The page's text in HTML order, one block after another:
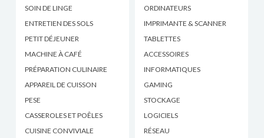
SOIN DE LINGE
ENTRETIEN DES SOLS
PETIT DÉJEUNER
MACHINE À CAFÉ
PRÉPARATION CULINAIRE
APPAREIL DE CUISSON
PESE
CASSEROLES ET POÊLES
CUISINE CONVIVIALE
ORDINATEURS
IMPRIMANTE & SCANNER
TABLETTES
ACCESSOIRES
INFORMATIQUES
GAMING
STOCKAGE
LOGICIELS
RÉSEAU